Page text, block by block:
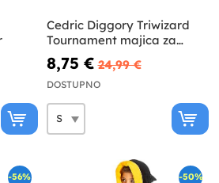
Cedric Diggory Triwizard
Tournament majica za
odrasle Harry Potter
8,75 € 24,99 €
DOSTUPNO
-56% -50%